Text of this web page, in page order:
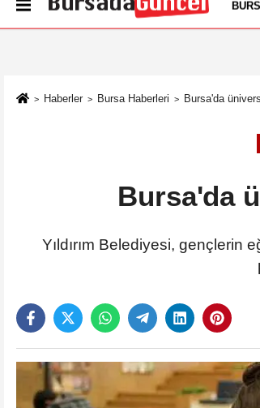
Künye İletişim Çerez Politikası
Haberler Bursa Haberleri Bursa'da
Bursa'da
Yıldırım Belediyesi, gençlerin